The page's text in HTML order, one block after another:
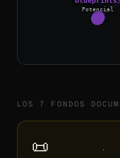
Potencial
LOS 7 FONDOS
📜